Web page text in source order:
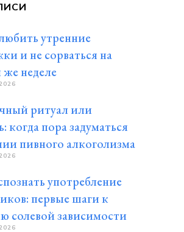
утренние
и не сорваться на
же неделе
ритуал или
когда пора задуматься
пивного алкоголизма
употребление
первые шаги к
солевой зависимости